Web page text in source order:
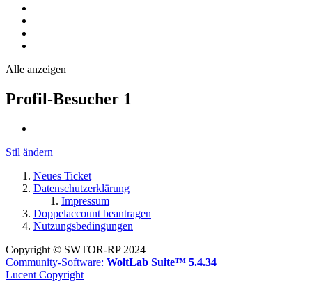
Alle anzeigen
Profil-Besucher 1
Stil ändern
Neues Ticket
Datenschutzerklärung
Impressum
Doppelaccount beantragen
Nutzungsbedingungen
Copyright © SWTOR-RP 2024
Community-Software: WoltLab Suite™ 5.4.34
Lucent Copyright